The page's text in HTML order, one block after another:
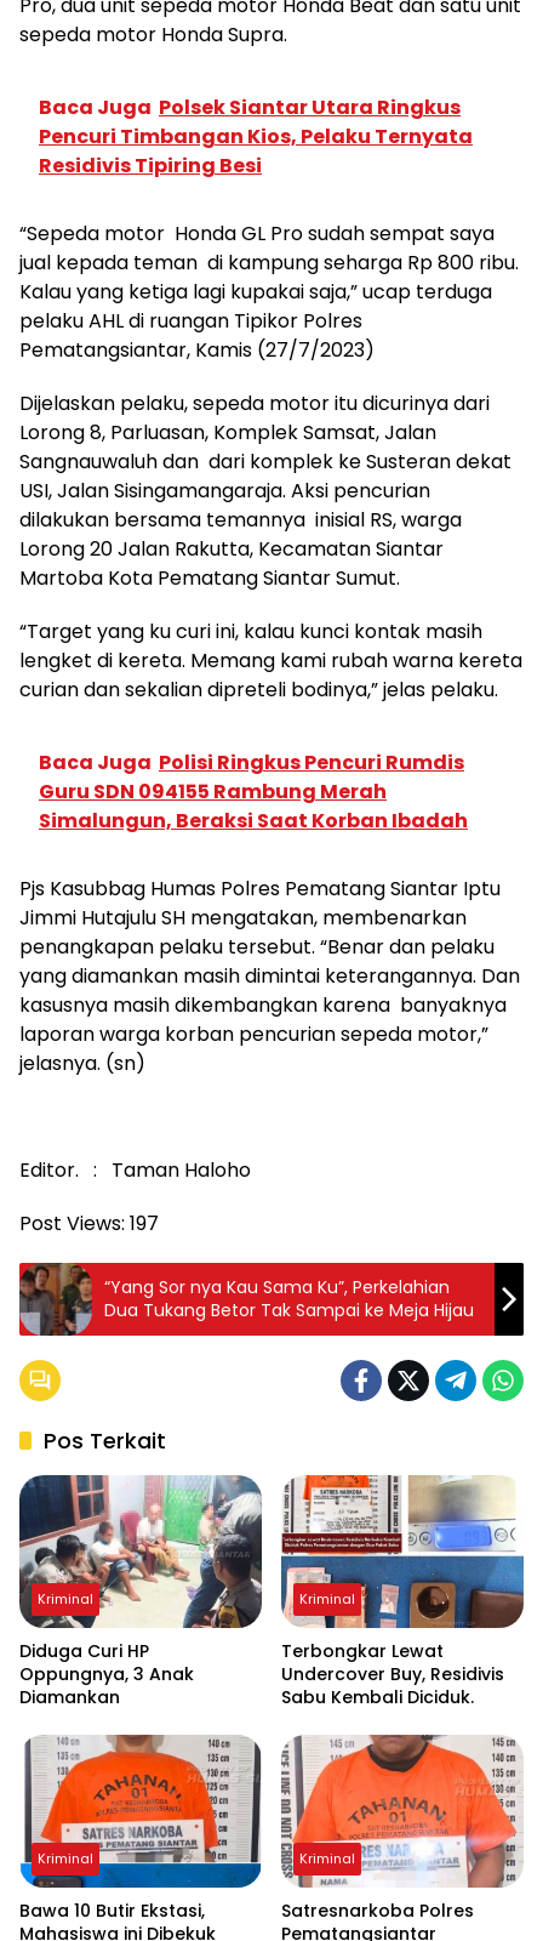
Pro, dua unit sepeda motor Honda Beat dan satu unit
sepeda motor Honda Supra.
Baca Juga Polsek Siantar Utara Ringkus
Pencuri Timbangan Kios, Pelaku Ternyata
Residivis Tipiring Besi
“Sepeda motor Honda GL Pro sudah sempat saya
jual kepada teman di kampung seharga Rp 800 ribu.
Kalau yang ketiga lagi kupakai saja,” ucap terduga
pelaku AHL di ruangan Tipikor Polres
Pematangsiantar, Kamis (27/7/2023)
Dijelaskan pelaku, sepeda motor itu dicurinya dari
Lorong 8, Parluasan, Komplek Samsat, Jalan
Sangnauwaluh dan dari komplek ke Susteran dekat
USI, Jalan Sisingamangaraja. Aksi pencurian
dilakukan bersama temannya inisial RS, warga
Lorong 20 Jalan Rakutta, Kecamatan Siantar
Martoba Kota Pematang Siantar Sumut.
“Target yang ku curi ini, kalau kunci kontak masih
lengket di kereta. Memang kami rubah warna kereta
curian dan sekalian dipreteli bodinya,” jelas pelaku.
Baca Juga Polisi Ringkus Pencuri Rumdis
Guru SDN 094155 Rambung Merah
Simalungun, Beraksi Saat Korban Ibadah
Pjs Kasubbag Humas Polres Pematang Siantar Iptu
Jimmi Hutajulu SH mengatakan, membenarkan
penangkapan pelaku tersebut. “Benar dan pelaku
yang diamankan masih dimintai keterangannya. Dan
kasusnya masih dikembangkan karena banyaknya
laporan warga korban pencurian sepeda motor,”
jelasnya. (sn)
Editor. : Taman Haloho
Post Views: 197
“Yang Sor nya Kau Sama Ku”, Perkelahian
Dua Tukang Betor Tak Sampai ke Meja Hijau
Pos Terkait
Kriminal
Diduga Curi HP
Oppungnya, 3 Anak
Diamankan
Kriminal
Terbongkar Lewat
Undercover Buy, Residivis
Sabu Kembali Diciduk.
Kriminal
Bawa 10 Butir Ekstasi,
Mahasiswa ini Dibekuk
Kriminal
Satresnarkoba Polres
Pematangsiantar